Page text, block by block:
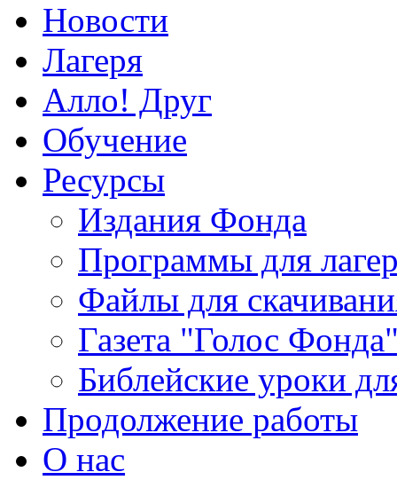
Новости
Лагеря
Алло! Друг
Обучение
Ресурсы
Издания Фонда
Программы для
Файлы для
Газета "Голос
Библейские уроки
Продолжение работы
О нас